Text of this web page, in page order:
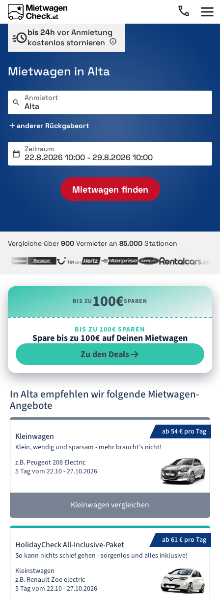
bis 24h vor Anmietung
kostenlos stornieren
Mietwagen in Alta
Anmietort
anderer Rückgabeort
Zeitraum
Mietwagen finden
Vergleiche über 900 Vermieter an 85.000 Stationen
BIS ZU100€SPAREN
BIS ZU 100€ SPAREN
Spare bis zu 100€ auf Deinen Mietwagen
Zu den Deals
In Alta empfehlen wir folgende Mietwagen-
Angebote
ab 54 € pro Tag
Kleinwagen
Klein, wendig und sparsam - mehr braucht's nicht!
z.B. Peugeot 208 Electric
5 Tag vom 22.10 - 27.10.2026
Kleinwagen vergleichen
ab 61 € pro Tag
HolidayCheck All-Inclusive-Paket
So kann nichts schief gehen - sorgenlos und alles inklusive!
Kleinstwagen
z.B. Renault Zoe electric
5 Tag vom 22.10 - 27.10.2026